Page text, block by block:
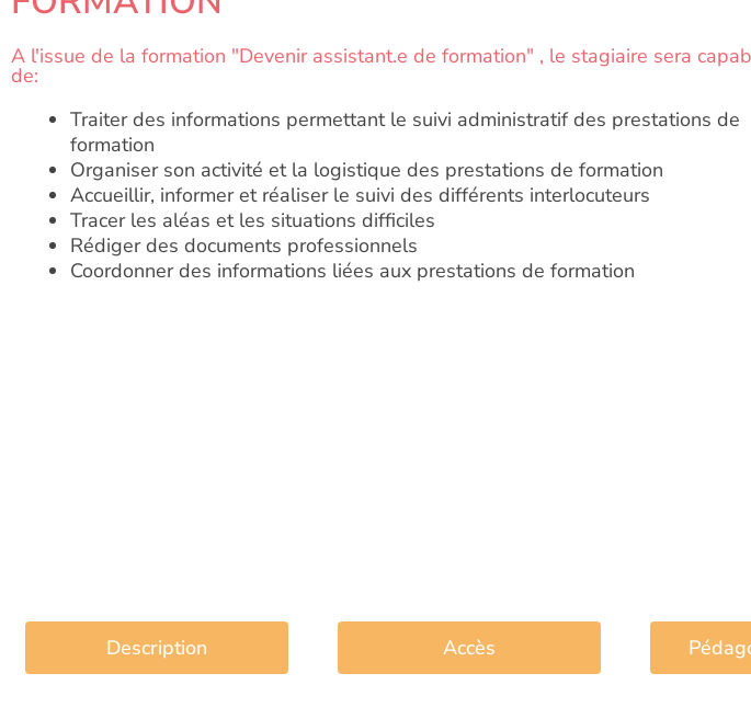
A l'issue de la formation "Devenir assistant.e de formation" , le stagiaire sera
de:
Traiter des informations permettant le suivi administratif des prestations de
formation
Organiser son activité et la logistique des prestations de formation
Accueillir, informer et réaliser le suivi des différents interlocuteurs
Tracer les aléas et les situations difficiles
Rédiger des documents professionnels
Coordonner des informations liées aux prestations de formation
Description Accès